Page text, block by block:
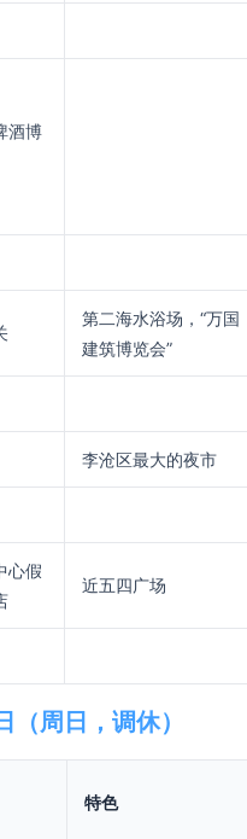
酒博
第二海水浴场，“万国
建筑博览会”
李沧区最大的夜市
心假
近五四广场
周日，调休）
特色